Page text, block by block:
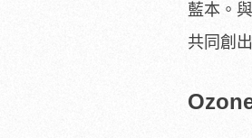
藍本。
共同創